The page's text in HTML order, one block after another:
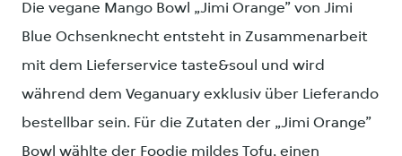
Die vegane Mango Bowl „Jimi Orange” von Jimi
Blue Ochsenknecht entsteht in Zusammenarbeit
mit dem Lieferservice taste&soul und wird
während dem Veganuary exklusiv über Lieferando
bestellbar sein. Für die Zutaten der „Jimi Orange”
Bowl wählte der Foodie mildes Tofu, einen